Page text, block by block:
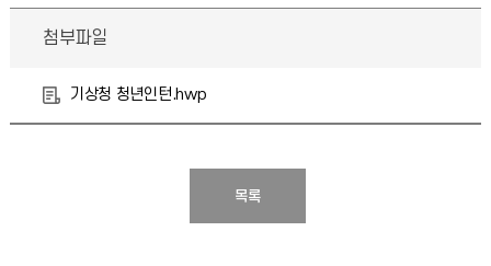
첨부파일
기상청 청년인턴.hwp
목록